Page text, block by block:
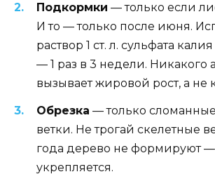
Подкормки — только если
И то — только после июня.
раствор 1 ст. л. сульфата
— 1 раз в 3 недели. Никакого
вызывает жировой рост, а не
Обрезка — только
ветки. Не трогай скелетные
года дерево не формируют —
укрепляется.